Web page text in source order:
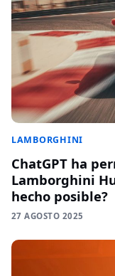
LAMBORGHINI
ChatGPT ha
Lamborghini
hecho posible?
27 AGOSTO 2025